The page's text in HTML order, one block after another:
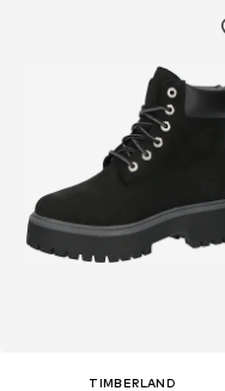
TIMBERLAND